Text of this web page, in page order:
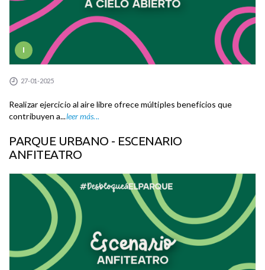
I
27-01-2025
Realizar ejercicio al aire libre ofrece múltiples beneficios que
contribuyen a...leer más...
PARQUE URBANO - ESCENARIO
ANFITEATRO